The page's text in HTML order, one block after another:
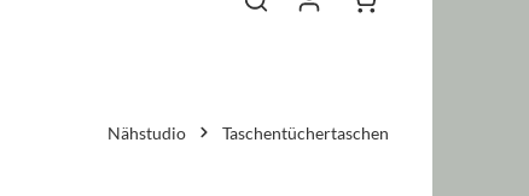
Nähstudio Taschentüchertaschen